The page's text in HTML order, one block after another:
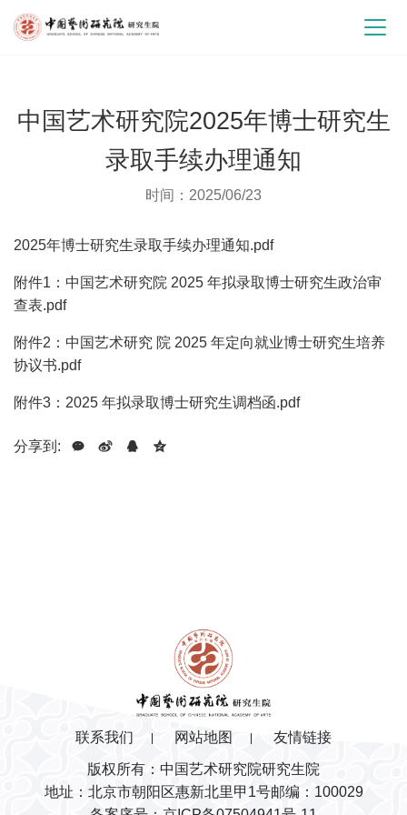
中国艺术研究院2025年博士研究生
录取手续办理通知
时间：2025/06/23
2025年博士研究生录取手续办理通知.pdf
附件1：中国艺术研究院 2025 年拟录取博士研究生政治审
查表.pdf
附件2：中国艺术研究 院 2025 年定向就业博士研究生培养
协议书.pdf
附件3：2025 年拟录取博士研究生调档函.pdf
分享到:
联系我们 网站地图 友情链接
版权所有：中国艺术研究院研究生院
地址：北京市朝阳区惠新北里甲1号邮编：100029